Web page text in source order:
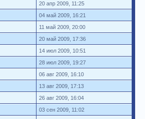
20 апр 2009, 11:25
04 май 2009, 16:21
11 май 2009, 20:00
20 май 2009, 17:36
14 июл 2009, 10:51
28 июл 2009, 19:27
06 авг 2009, 16:10
13 авг 2009, 17:13
26 авг 2009, 16:04
03 сен 2009, 11:02